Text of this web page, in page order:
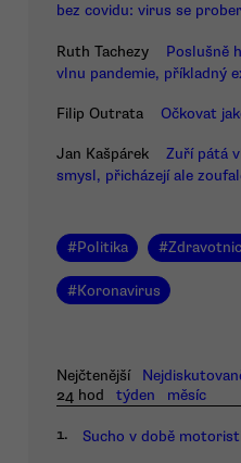
bez covidu: virus se
Ruth Tachezy
Poslušně
vlnu pandemie, příkladný
Filip Outrata Očkovat
Jan Kašpárek
Zuří pátá
smysl, přicházejí ale
#Politika #
#Koronavirus
Nejčtenější
24 hod
týden měsíc
1. Sucho v době